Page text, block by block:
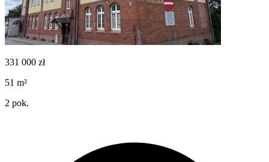
331 000 zł
51 m²
2 pok.